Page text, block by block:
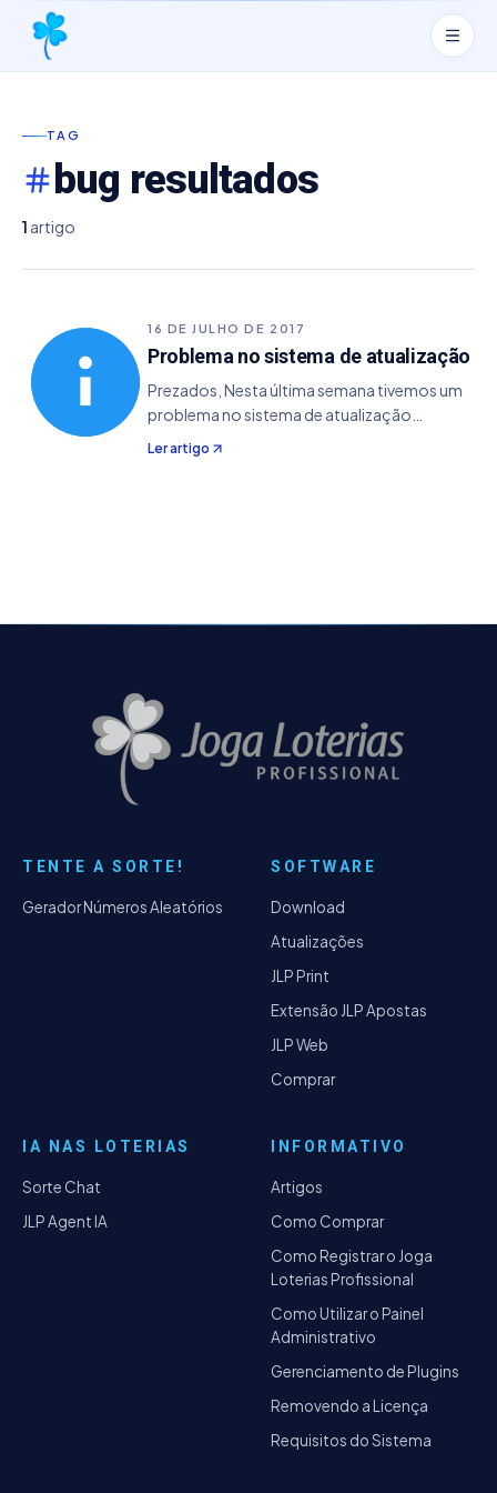
TAG
bug resultados
1 artigo
16 DE JULHO DE 2017
Problema no sistema de atualização
Prezados, Nesta última semana tivemos um
problema no sistema de atualização
automática de resultados, que tem por
objetivo obter os resultados em tempo real
Ler artigo
TENTE A SORTE!
Gerador Números Aleatórios
SOFTWARE
Download
Atualizações
JLP Print
Extensão JLP Apostas
JLP Web
Comprar
IA NAS LOTERIAS
Sorte Chat
JLP Agent IA
INFORMATIVO
Artigos
Como Comprar
Como Registrar o Joga
Loterias Profissional
Como Utilizar o Painel
Administrativo
Gerenciamento de Plugins
Removendo a Licença
Requisitos do Sistema